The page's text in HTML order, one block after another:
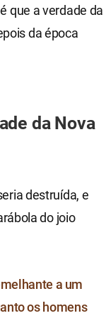
que a verdade da
da época
da Nova
destruída, e
do joio
a um
os homens